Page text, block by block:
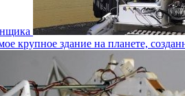
крупное здание на планете,